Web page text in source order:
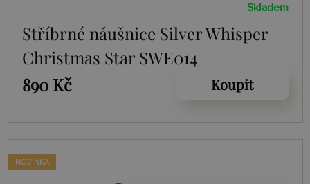
Skladem
Stříbrné náušnice Silver Whisper
Christmas Star SWE014
890 Kč
Koupit
NOVINKA